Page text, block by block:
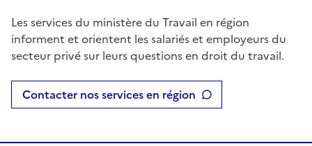
Les services du ministère du Travail en région
informent et orientent les salariés et employeurs du
secteur privé sur leurs questions en droit du travail.
Contacter nos services en région